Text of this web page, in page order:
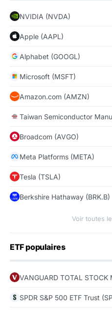
NVIDIA (NVDA)
Apple (AAPL)
Alphabet (GOOGL)
Microsoft (MSFT)
Amazon.com (AMZN)
Taiwan Semiconductor
Broadcom (AVGO)
Meta Platforms (META)
Tesla (TSLA)
Berkshire Hathaway (BRK.B)
Voir toutes
ETF populaires
VANGUARD TOTAL STOCK
SPDR S&P 500 ETF Trust